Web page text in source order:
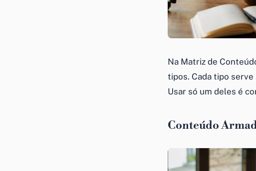
Na Matriz de
tipos. Cada tipo
Usar só um deles é
Conteúdo